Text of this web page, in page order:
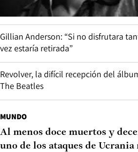
Gillian Anderson: “Si no disfrutara
vez estaría retirada”
Revolver, la difícil recepción del
The Beatles
MUNDO
Al menos doce muertos y
uno de los ataques de